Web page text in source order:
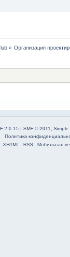
» Организация
2.0.15 | SMF © 2011, Simple
Политика
XHTML
RSS Мобильная